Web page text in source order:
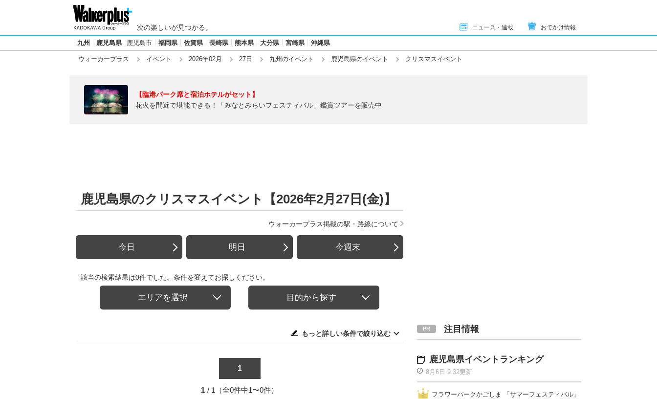
次の楽しいが見つかる。 ニュース・連載 おでかけ情報
九州 鹿児島県 鹿児島市 福岡県 佐賀県 長崎県 熊本県 大分県 宮崎県 沖縄県
ウォーカープラス イベント 2026年02月 27日 九州のイベント 鹿児島県のイベント クリスマスイベント
【臨港パーク席と宿泊ホテルがセット】
花火を間近で堪能できる！「みなとみらいフェスティバル」鑑賞ツアーを販売中
鹿児島県のクリスマスイベント【2026年2月27日(金)】
ウォーカープラス掲載の駅・路線について
今日 明日 今週末
該当の検索結果は0件でした。条件を変えてお探しください。
エリアを選択 目的から探す
もっと詳しい条件で絞り込む
1
1 / 1（全0件中1〜0件）
注目情報
鹿児島県イベントランキング
8月6日 9:32更新
フラワーパークかごしま 「サマーフェスティバル」